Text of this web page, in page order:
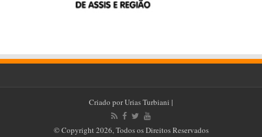
Criado porUrias Turbiani |
© Copyright 2026, Todos os Direitos Reservados